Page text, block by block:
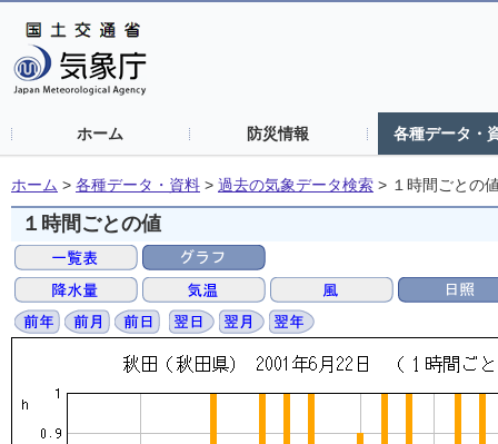
ホーム 防災情報 各種データ・
ホーム > 各種データ・資料 > 過去の気象データ検索 > １時間ごとの
１時間ごとの値